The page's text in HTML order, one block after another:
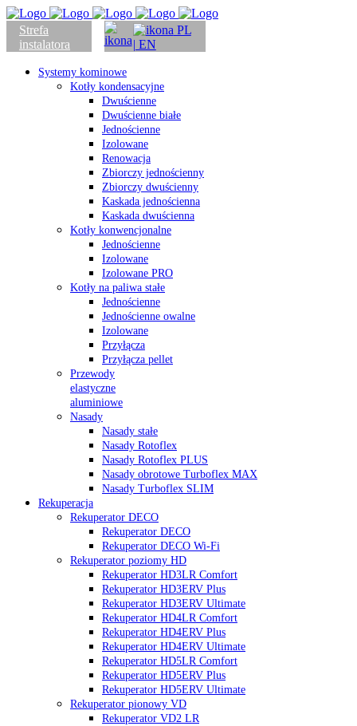
Strefa
instalatora
PL
| EN
Systemy kominowe
Kotły kondensacyjne
Dwuścienne
Dwuścienne białe
Jednościenne
Izolowane
Renowacja
Zbiorczy jednościenny
Zbiorczy dwuścienny
Kaskada jednościenna
Kaskada dwuścienna
Kotły konwencjonalne
Jednościenne
Izolowane
Izolowane PRO
Kotły na paliwa stałe
Jednościenne
Jednościenne owalne
Izolowane
Przyłącza
Przyłącza pellet
Przewody
elastyczne
aluminiowe
Nasady
Nasady stałe
Nasady Rotoflex
Nasady Rotoflex PLUS
Nasady obrotowe Turboflex MAX
Nasady Turboflex SLIM
Rekuperacja
Rekuperator DECO
Rekuperator DECO
Rekuperator DECO Wi-Fi
Rekuperator poziomy HD
Rekuperator HD3LR Comfort
Rekuperator HD3ERV Plus
Rekuperator HD3ERV Ultimate
Rekuperator HD4LR Comfort
Rekuperator HD4ERV Plus
Rekuperator HD4ERV Ultimate
Rekuperator HD5LR Comfort
Rekuperator HD5ERV Plus
Rekuperator HD5ERV Ultimate
Rekuperator pionowy VD
Rekuperator VD2 LR